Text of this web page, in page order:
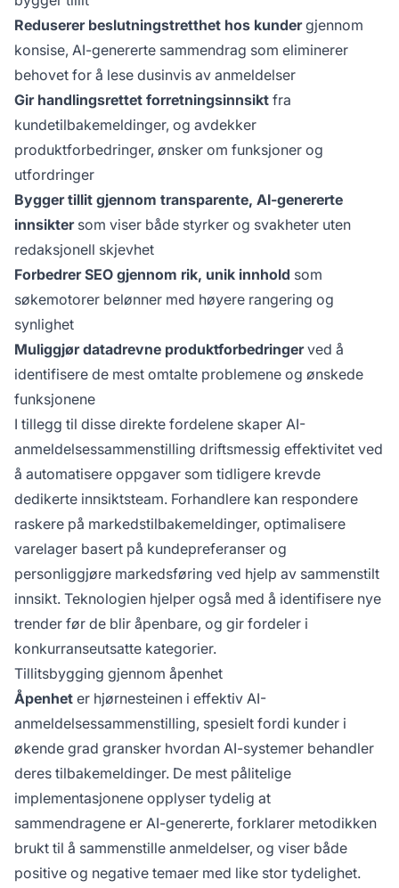
Reduserer beslutningstretthet hos kundergjennom
konsise, AI-genererte sammendrag som eliminerer
behovet for å lese dusinvis av anmeldelser
Gir handlingsrettet forretningsinnsikt fra
kundetilbakemeldinger, og avdekker
produktforbedringer, ønsker om funksjoner og
utfordringer
Bygger tillit gjennom transparente, AI-genererte
innsiktersom viser både styrker og svakheter uten
redaksjonell skjevhet
Forbedrer SEO gjennom rik, unik innhold som
søkemotorer belønner med høyere rangering og
synlighet
Muliggjør datadrevne produktforbedringerved å
identifisere de mest omtalte problemene og ønskede
funksjonene
I tillegg til disse direkte fordelene skaper AI-
anmeldelsessammenstilling driftsmessig effektivitet ved
å automatisere oppgaver som tidligere krevde
dedikerte innsiktsteam. Forhandlere kan respondere
raskere på markedstilbakemeldinger, optimalisere
varelager basert på kundepreferanser og
personliggjøre markedsføring ved hjelp av sammenstilt
innsikt. Teknologien hjelper også med å identifisere nye
trender før de blir åpenbare, og gir fordeler i
konkurranseutsatte kategorier.
Tillitsbygging gjennom åpenhet
Åpenhet er hjørnesteinen i effektiv AI-
anmeldelsessammenstilling, spesielt fordi kunder i
økende grad gransker hvordan AI-systemer behandler
deres tilbakemeldinger. De mest pålitelige
implementasjonene opplyser tydelig at
sammendragene er AI-genererte, forklarer metodikken
brukt til å sammenstille anmeldelser, og viser både
positive og negative temaer med like stor tydelighet.